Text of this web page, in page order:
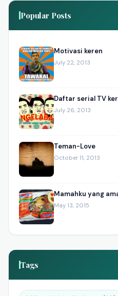
Popular Posts
Motivasi keren
July 22, 2013
Daftar serial TV
July 26, 2013
Teman-Love
October 11, 2013
Mamahku yang
May 13, 2015
Tags